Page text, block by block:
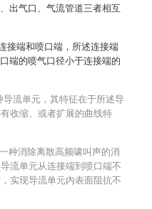
出气口、气流管道三者相互
接端和喷口端，所述连接端
端的喷气口径小于连接端的
流单元，其特征在于所述导
收缩、或者扩展的曲线特
种消除离散高频啸叫声的消
流单元从连接端到喷口端不
实现导流单元内表面阻抗不